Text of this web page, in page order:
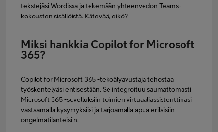
tekstejäsi Wordissa ja tekemään yhteenvedon Teams-
kokousten sisällöistä. Kätevää, eikö?
Miksi hankkia Copilot for Microsoft
365?
Copilot for Microsoft 365 -tekoälyavustaja tehostaa
työskentelyäsi entisestään. Se integroituu saumattomasti
Microsoft 365 -sovelluksiin toimien virtuaaliassistenttinasi
vastaamalla kysymyksiisi ja tarjoamalla apua erilaisiin
ongelmatilanteisiin.